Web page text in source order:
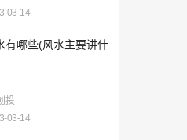
(峨眉山金顶住宿一
件和步骤)
03-14
有哪些(风水主要讲什
投
03-14